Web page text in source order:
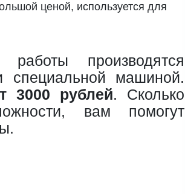
ценой, используется для
производятся
специальной машиной.
3000 рублей. Сколько
вам помогут